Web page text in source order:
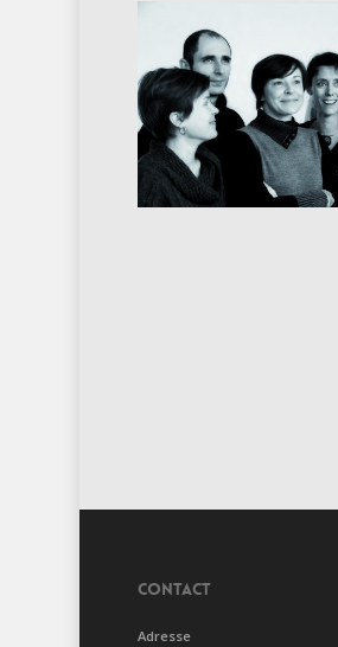
CONTACT
Adresse